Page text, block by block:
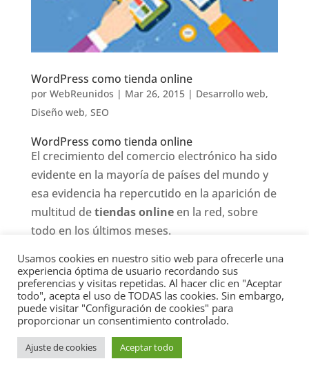
WordPress como tienda online
por WebReunidos | Mar 26, 2015| Desarrollo web,
Diseño web, SEO
WordPress como tienda online
El crecimiento del comercio electrónico ha sido
evidente en la mayoría de países del mundo y
esa evidencia ha repercutido en la aparición de
multitud detiendas onlineen la red, sobre
todo en los últimos meses.
A simple vista, diseñar y crear unatienda
onlineno parece tarea fácil para una persona
que no disponga de los conocimientos
técnicos necesarios para enfrentarse al código
HTML. Sin embargo, gracias a la
WordPressy al famoso plugin
Usamos cookies en nuestro sitio web para ofrecerle una
experiencia óptima de usuario recordando sus
preferencias y visitas repetidas. Al hacer clic en "Aceptar
todo", acepta el uso de TODAS las cookies. Sin embargo,
puede visitar "Configuración de cookies" para
proporcionar un consentimiento controlado.
Ajuste de cookies Aceptar todo